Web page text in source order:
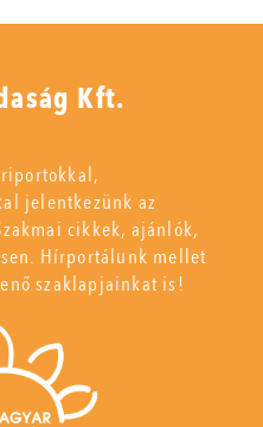
Kft.
jelentkezünk az
cikkek, ajánlók,
Hírportálunk mellet
szaklapjainkat is!